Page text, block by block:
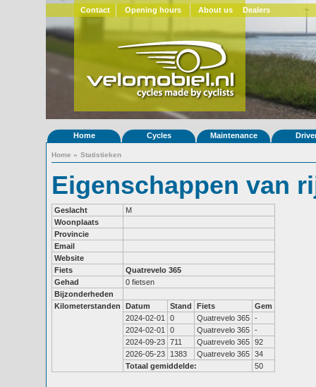
Contact Opening hours About us Dealers
Home Cycles Maintenance
Home » Statistieken
Eigenschappen van
Geslacht
M
Woonplaats
Provincie
Email
Website
Fiets
Quatrevelo 365
Gehad
0 fietsen
Bijzonderheden
Kilometerstanden
Datum Stand Fiets
Gem
2024-02-01
0 Quatrevelo 365 -
2024-02-01
0 Quatrevelo 365 -
2024-09-23 711 Quatrevelo 365 92
2026-05-23
1383 Quatrevelo 365 34
Totaal gemiddelde:
50